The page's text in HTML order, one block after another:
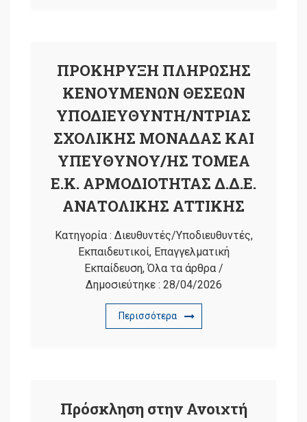
ΠΡΟΚΗΡΥΞΗ ΠΛΗΡΩΣΗΣ
ΚΕΝΟΥΜΕΝΩΝ ΘΕΣΕΩΝ
ΥΠΟΔΙΕΥΘΥΝΤΗ/ΝΤΡΙΑΣ
ΣΧΟΛΙΚΗΣ ΜΟΝΑΔΑΣ ΚΑΙ
ΥΠΕΥΘΥΝΟΥ/ΗΣ ΤΟΜΕΑ
Ε.Κ. ΑΡΜΟΔΙΟΤΗΤΑΣ Δ.Δ.Ε.
ΑΝΑΤΟΛΙΚΗΣ ΑΤΤΙΚΗΣ
Κατηγορία : Διευθυντές/Υποδιευθυντές,
Εκπαιδευτικοί, Επαγγελματική
Εκπαίδευση,Όλα τα άρθρα/
Δημοσιεύτηκε : 28/04/2026
Περισσότερα
Πρόσκληση στην Ανοιχτή